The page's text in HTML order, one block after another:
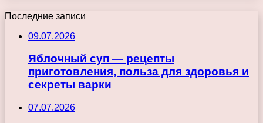
Последние записи
09.07.2026
Яблочный суп — рецепты
приготовления, польза для здоровья и
секреты варки
07.07.2026